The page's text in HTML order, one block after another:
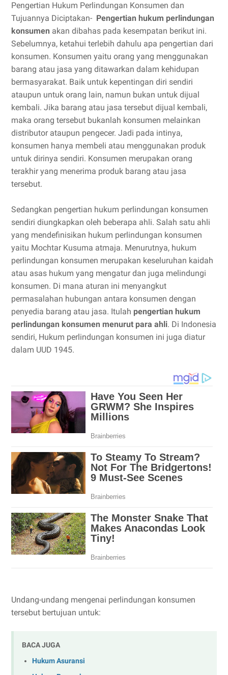
Pengertian Hukum Perlindungan Konsumen dan
Tujuannya Diciptakan- Pengertian hukum perlindungan
konsumen akan dibahas pada kesempatan berikut ini.
Sebelumnya, ketahui terlebih dahulu apa pengertian dari
konsumen. Konsumen yaitu orang yang menggunakan
barang atau jasa yang ditawarkan dalam kehidupan
bermasyarakat. Baik untuk kepentingan diri sendiri
ataupun untuk orang lain, namun bukan untuk dijual
kembali. Jika barang atau jasa tersebut dijual kembali,
maka orang tersebut bukanlah konsumen melainkan
distributor ataupun pengecer. Jadi pada intinya,
konsumen hanya membeli atau menggunakan produk
untuk dirinya sendiri. Konsumen merupakan orang
terakhir yang menerima produk barang atau jasa
tersebut.
Sedangkan pengertian hukum perlindungan konsumen
sendiri diungkapkan oleh beberapa ahli. Salah satu ahli
yang mendefinisikan hukum perlindungan konsumen
yaitu Mochtar Kusuma atmaja. Menurutnya, hukum
perlindungan konsumen merupakan keseluruhan kaidah
atau asas hukum yang mengatur dan juga melindungi
konsumen. Di mana aturan ini menyangkut
permasalahan hubungan antara konsumen dengan
penyedia barang atau jasa. Itulah pengertian hukum
perlindungan konsumen menurut para ahli. Di Indonesia
sendiri, Hukum perlindungan konsumen ini juga diatur
dalam UUD 1945.
Undang-undang mengenai perlindungan konsumen
tersebut bertujuan untuk:
BACA JUGA
Hukum Asuransi